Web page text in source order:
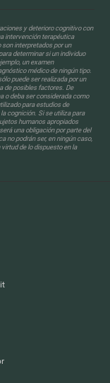
y deterioro cognitivo con
intervención terapéutica
son interpretados por un
determinar si un individuo
un examen
médico de ningún tipo.
puede ser realizada por un
de posibles factores. De
o deba ser considerada como
para estudios de
cognición. Si se utiliza para
humanos apropiados
una obligación por parte del
no podrán ser, en ningún caso,
de lo dispuesto en la